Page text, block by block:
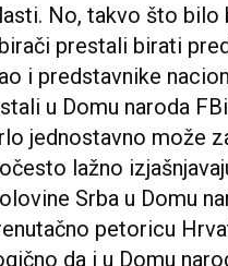
No, takvo što bilo
prestali birati
i predstavnike
u Domu naroda
jednostavno može
lažno
Srba u Domu
petoricu
da i u Domu